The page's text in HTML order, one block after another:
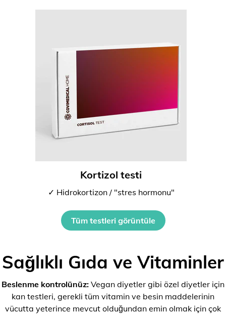
Kortizol testi
✓ Hidrokortizon / "stres hormonu"
Tüm testleri görüntüle
Sağlıklı Gıda ve Vitaminler
Beslenme kontrolünüz: Vegan diyetler gibi özel diyetler için
kan testleri, gerekli tüm vitamin ve besin maddelerinin
vücutta yeterince mevcut olduğundan emin olmak için çok